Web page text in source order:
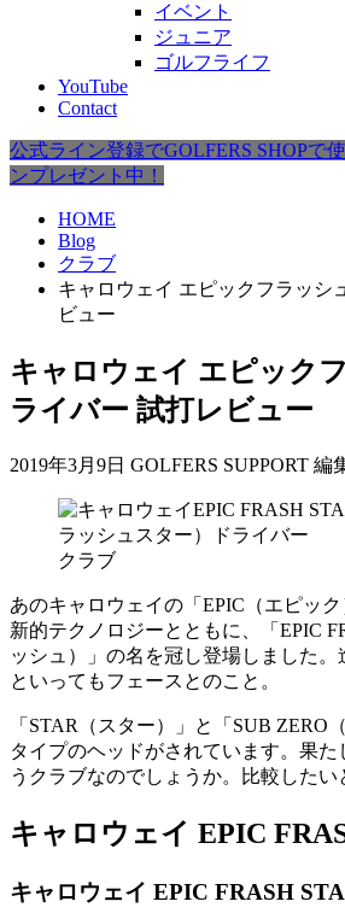
イベント
ジュニア
ゴルフライフ
YouTube
Contact
公式ライン登録でGOLFERS SHOPで
ンプレゼント中！
HOME
Blog
クラブ
キャロウェイ エピックフラッシ
ビュー
キャロウェイ エピック
ライバー 試打レビュー
2019年3月9日 GOLFERS SUPPORT 編
クラブ
あのキャロウェイの「EPIC（エピッ
新的テクノロジーとともに、「EPIC
ッシュ）」の名を冠し登場しました
といってもフェースとのこと。
「STAR（スター）」と「SUB ZERO
タイプのヘッドがされています。果
うクラブなのでしょうか。比較したい
キャロウェイ EPIC
キャロウェイ EPIC FRASH